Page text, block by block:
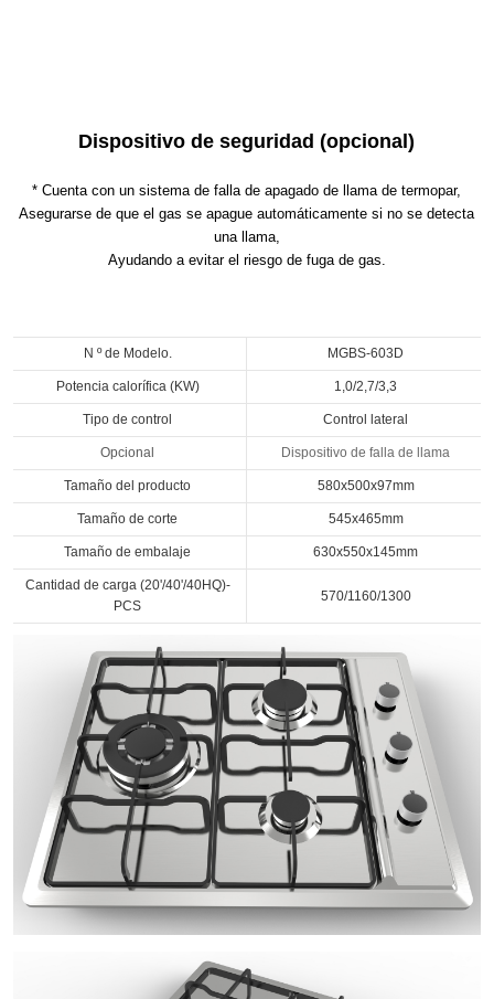
Dispositivo de seguridad (opcional)
* Cuenta con un sistema de falla de apagado de llama de termopar,
Asegurarse de que el gas se apague automáticamente si no se detecta
una llama,
Ayudando a evitar el riesgo de fuga de gas.
N º de Modelo. MGBS-603D
Potencia calorífica (KW) 1,0/2,7/3,3
Tipo de control Control lateral
Opcional Dispositivo de falla de llama
Tamaño del producto 580x500x97mm
Tamaño de corte 545x465mm
Tamaño de embalaje 630x550x145mm
Cantidad de carga (20'/40'/40HQ)-
PCS
570/1160/1300